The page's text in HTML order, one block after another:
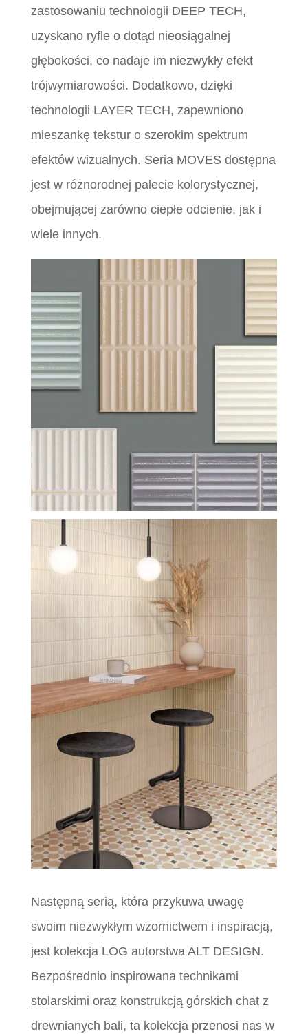
zastosowaniu technologii DEEP TECH,
uzyskano ryfle o dotąd nieosiągalnej
głębokości, co nadaje im niezwykły efekt
trójwymiarowości. Dodatkowo, dzięki
technologii LAYER TECH, zapewniono
mieszankę tekstur o szerokim spektrum
efektów wizualnych. Seria MOVES dostępna
jest w różnorodnej palecie kolorystycznej,
obejmującej zarówno ciepłe odcienie, jak i
wiele innych.
Następną serią, która przykuwa uwagę
swoim niezwykłym wzornictwem i inspiracją,
jest kolekcja LOG autorstwa ALT DESIGN.
Bezpośrednio inspirowana technikami
stolarskimi oraz konstrukcją górskich chat z
drewnianych bali, ta kolekcja przenosi nas w